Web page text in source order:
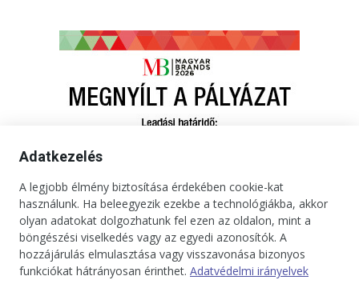
Adatkezelés
A legjobb élmény biztosítása érdekében cookie-kat
használunk. Ha beleegyezik ezekbe a technológiákba, akkor
olyan adatokat dolgozhatunk fel ezen az oldalon, mint a
böngészési viselkedés vagy az egyedi azonosítók. A
hozzájárulás elmulasztása vagy visszavonása bizonyos
funkciókat hátrányosan érinthet. Adatvédelmi irányelvek